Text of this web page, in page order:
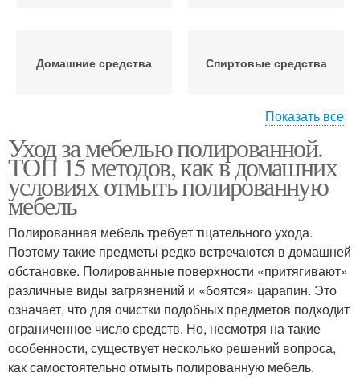
Домашние средства Спиртовые средства
Средства для чистки
Показать все
Уход за мебелью полированной.
ТОП 15 методов, как в домашних
условиях отмыть полированную
мебель
Полированная мебель требует тщательного ухода.
Поэтому такие предметы редко встречаются в домашней
обстановке. Полированные поверхности «притягивают»
различные виды загрязнений и «боятся» царапин. Это
означает, что для очистки подобных предметов подходит
ограниченное число средств. Но, несмотря на такие
особенности, существует несколько решений вопроса,
как самостоятельно отмыть полированную мебель.